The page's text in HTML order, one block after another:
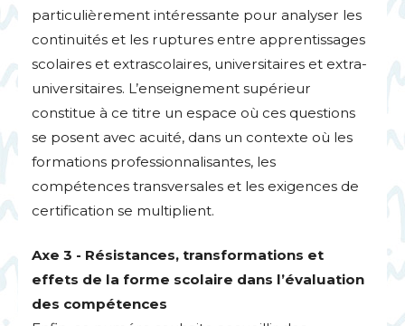
particulièrement intéressante pour analyser les
continuités et les ruptures entre apprentissages
scolaires et extrascolaires, universitaires et extra-
universitaires. L’enseignement supérieur
constitue à ce titre un espace où ces questions
se posent avec acuité, dans un contexte où les
formations professionnalisantes, les
compétences transversales et les exigences de
certification se multiplient.
Axe 3 - Résistances, transformations et
effets de la forme scolaire dans l’évaluation
des compétences